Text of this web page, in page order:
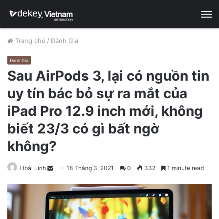
Trang chủ / Đánh Giá
Đánh Giá
Sau AirPods 3, lại có nguồn tin
uy tín bác bỏ sự ra mắt của
iPad Pro 12.9 inch mới, không
biết 23/3 có gì bất ngờ
không?
Hoài Linh
n
d
a
18 Tháng 3, 2021 0 332 1 minute read